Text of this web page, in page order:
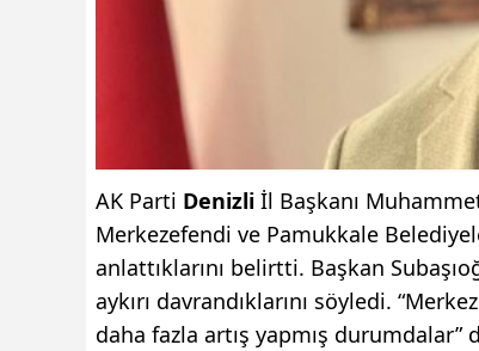
AK Parti Denizli İl Başkanı
Merkezefendi ve Pamukkale
anlattıklarını belirtti. Başkan
aykırı davrandıklarını söyledi.
daha fazla artış yapmış durumdalar”